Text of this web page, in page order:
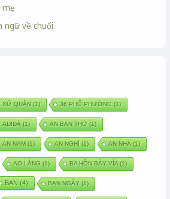
mẹ
ngữ về chuối
XỨ QUÂN (1) 36 PHỐ PHƯỜNG (1)
ADIĐÀ (1) AN BAN THỜ(1)
AN NAM(1) AN NGHỈ (1) AN NHÀ (1)
AO LÀNG (1) BA HỒN BẢY VÍA(1)
BAN (4) BAN NGÀY (1)